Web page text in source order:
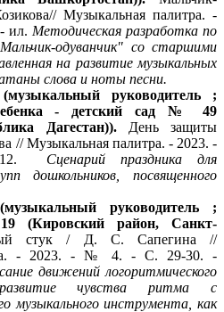
Музыкальная палитра. -
ил. Методическая разработка по
одуванчик" со старшими
на развитие музыкальных
слова и ноты песни.
руководитель ;
- детский сад № 49
Дагестан)).День защиты
// Музыкальная палитра. - 2023. -
Сценарий праздника для
дошкольников, посвященного
руководитель ;
(Кировский район, Санкт-
стук / Д. С. Сапегина //
- 2023. - № 4. - С. 29-30. -
движений логоритмического
чувства ритма с
музыкального инструмента, как